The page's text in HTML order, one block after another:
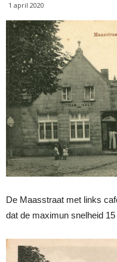
1 april 2020
De Maasstraat met links
dat de maximun snelheid